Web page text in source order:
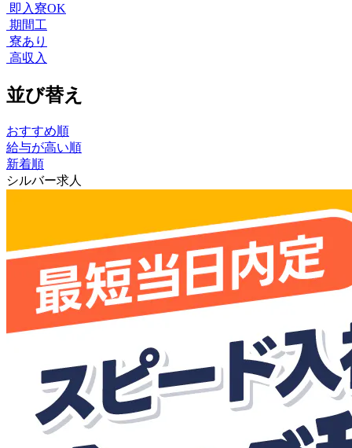
即入寮OK
期間工
寮あり
高収入
並び替え
おすすめ順
給与が高い順
新着順
シルバー求人